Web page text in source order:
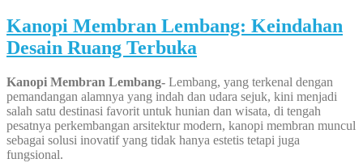
Kanopi Membran Lembang: Keindahan
Desain Ruang Terbuka
Kanopi Membran Lembang- Lembang, yang terkenal dengan
pemandangan alamnya yang indah dan udara sejuk, kini menjadi
salah satu destinasi favorit untuk hunian dan wisata, di tengah
pesatnya perkembangan arsitektur modern, kanopi membran muncul
sebagai solusi inovatif yang tidak hanya estetis tetapi juga
fungsional.